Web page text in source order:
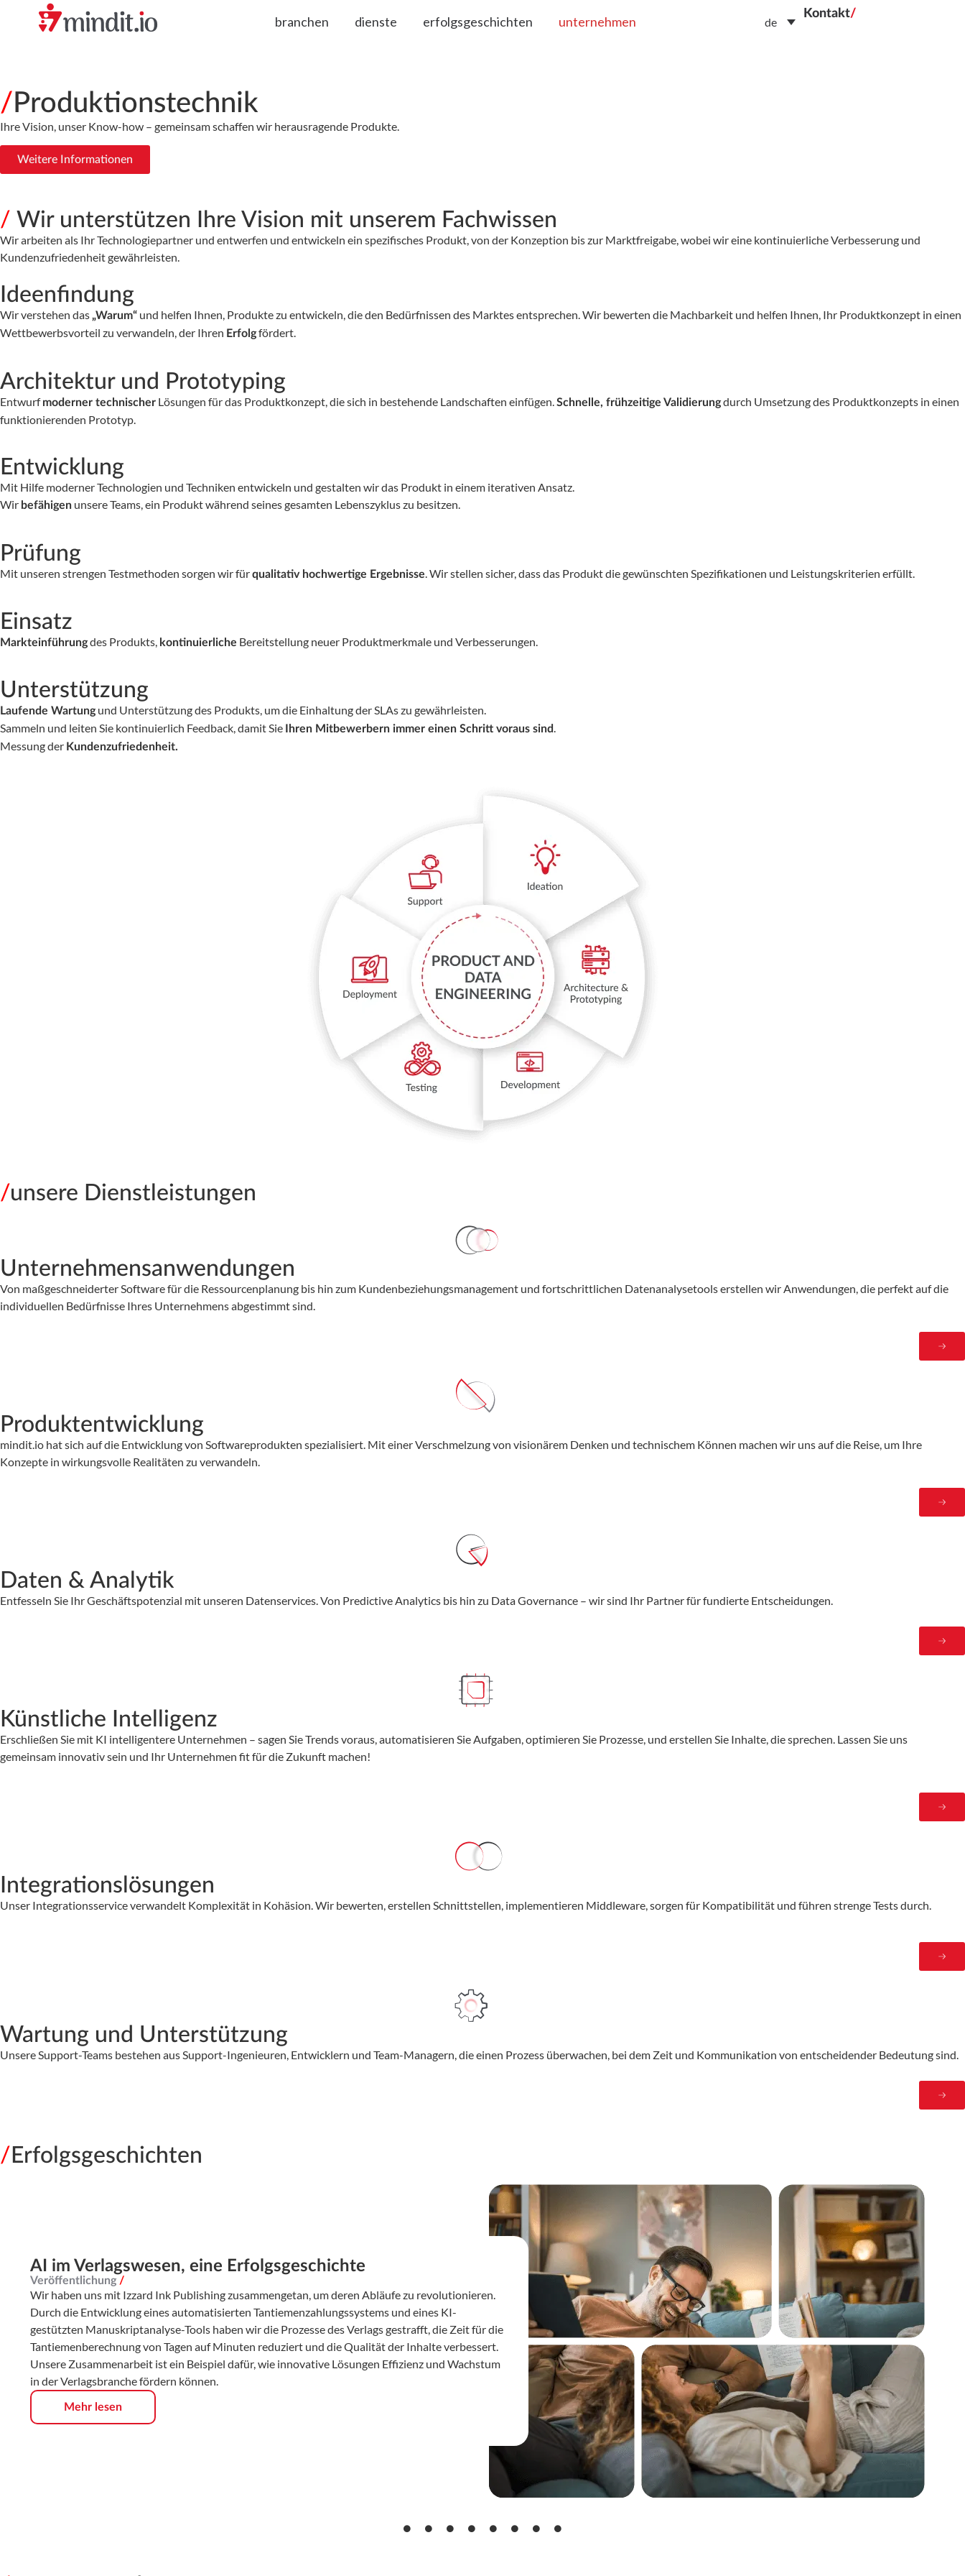
branchen dienste erfolgsgeschichten unternehmen de
Kontakt/
/ Produktionstechnik
Ihre Vision, unser Know-how – gemeinsam schaffen wir herausragende Produkte.
Weitere Informationen
/ Wir unterstützen Ihre Vision mit unserem Fachwissen
Wir arbeiten als Ihr Technologiepartner und entwerfen und entwickeln ein spezifisches Produkt, von der Konzeption bis zur Marktfreigabe, wobei wir eine kontinuierliche Verbesserung und
Kundenzufriedenheit gewährleisten.
Ideenfindung
Wir verstehen das„Warum“ und helfen Ihnen, Produkte zu entwickeln, die den Bedürfnissen des Marktes entsprechen. Wir bewerten die Machbarkeit und helfen Ihnen, Ihr Produktkonzept in einen
Wettbewerbsvorteil zu verwandeln, der Ihren Erfolgfördert.
Architektur und Prototyping
Entwurfmoderner technischer Lösungen für das Produktkonzept, die sich in bestehende Landschaften einfügen. Schnelle, frühzeitige Validierungdurch Umsetzung des Produktkonzepts in einen
funktionierenden Prototyp.
Entwicklung
Mit Hilfe moderner Technologien und Techniken entwickeln und gestalten wir das Produkt in einem iterativen Ansatz.
Wir befähigen unsere Teams, ein Produkt während seines gesamten Lebenszyklus zu besitzen.
Prüfung
Mit unseren strengen Testmethoden sorgen wir fürqualitativ hochwertige Ergebnisse . Wir stellen sicher, dass das Produkt die gewünschten Spezifikationen und Leistungskriterien erfüllt.
Einsatz
Markteinführungdes Produkts, kontinuierliche Bereitstellung neuer Produktmerkmale und Verbesserungen.
Unterstützung
Laufende Wartungund Unterstützung des Produkts, um die Einhaltung der SLAs zu gewährleisten.
Sammeln und leiten Sie kontinuierlich Feedback, damit Sie
Ihren Mitbewerbern immer einen Schritt voraus sind.
Messung der Kundenzufriedenheit.
/unsere Dienstleistungen
Unternehmensanwendungen
Von maßgeschneiderter Software für die Ressourcenplanung bis hin zum Kundenbeziehungsmanagement und fortschrittlichen Datenanalysetools erstellen wir Anwendungen, die perfekt auf die
individuellen Bedürfnisse Ihres Unternehmens abgestimmt sind.
Produktentwicklung
mindit.io hat sich auf die Entwicklung von Softwareprodukten spezialisiert. Mit einer Verschmelzung von visionärem Denken und technischem Können machen wir uns auf die Reise, um Ihre
Konzepte in wirkungsvolle Realitäten zu verwandeln.
Daten & Analytik
Entfesseln Sie Ihr Geschäftspotenzial mit unseren Datenservices. Von Predictive Analytics bis hin zu Data Governance – wir sind Ihr Partner für fundierte Entscheidungen.
Künstliche Intelligenz
Erschließen Sie mit KI intelligentere Unternehmen – sagen Sie Trends voraus, automatisieren Sie Aufgaben, optimieren Sie Prozesse, und erstellen Sie Inhalte, die sprechen. Lassen Sie uns
gemeinsam innovativ sein und Ihr Unternehmen fit für die Zukunft machen!
Integrationslösungen
Unser Integrationsservice verwandelt Komplexität in Kohäsion. Wir bewerten, erstellen Schnittstellen, implementieren Middleware, sorgen für Kompatibilität und führen strenge Tests durch.
Wartung und Unterstützung
Unsere Support-Teams bestehen aus Support-Ingenieuren, Entwicklern und Team-Managern, die einen Prozess überwachen, bei dem Zeit und Kommunikation von entscheidender Bedeutung sind.
/ Erfolgsgeschichten
AI im Verlagswesen, eine Erfolgsgeschichte
Veröffentlichung /
Wir haben uns mit Izzard Ink Publishing zusammengetan, um deren Abläufe zu revolutionieren.
Durch die Entwicklung eines automatisierten Tantiemenzahlungssystems und eines KI-
gestützten Manuskriptanalyse-Tools haben wir die Prozesse des Verlags gestrafft, die Zeit für die
Tantiemenberechnung von Tagen auf Minuten reduziert und die Qualität der Inhalte verbessert.
Unsere Zusammenarbeit ist ein Beispiel dafür, wie innovative Lösungen Effizienz und Wachstum
in der Verlagsbranche fördern können.
Mehr lesen